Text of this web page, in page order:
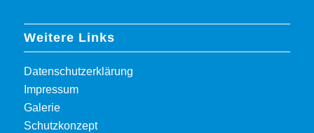
Weitere Links
Datenschutzerklärung
Impressum
Galerie
Schutzkonzept